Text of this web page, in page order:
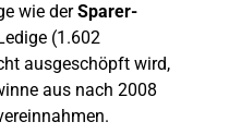
wie derSparer-
(1.602
ausgeschöpft wird,
aus nach 2008